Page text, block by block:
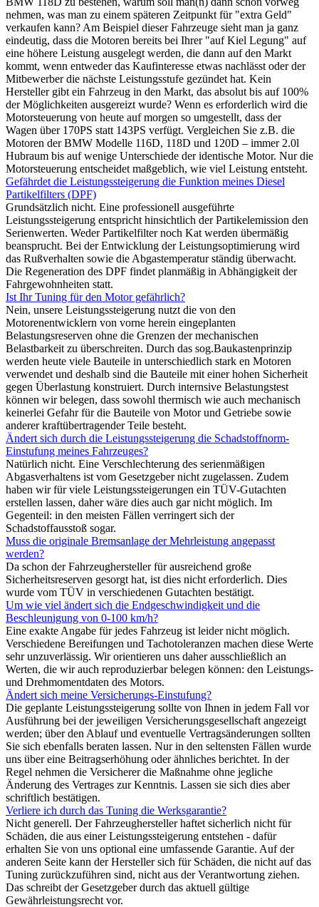
nehmen, was man zu einem späteren Zeitpunkt für "extra Geld"
verkaufen kann? Am Beispiel dieser Fahrzeuge sieht man ja ganz
eindeutig, dass die Motoren bereits bei Ihrer "auf Kiel Legung" auf
eine höhere Leistung ausgelegt werden, die dann auf den Markt
kommt, wenn entweder das Kaufinteresse etwas nachlässt oder der
Mitbewerber die nächste Leistungsstufe gezündet hat. Kein
Hersteller gibt ein Fahrzeug in den Markt, das absolut bis auf 100%
der Möglichkeiten ausgereizt wurde? Wenn es erforderlich wird die
Motorsteuerung von heute auf morgen so umgestellt, dass der
Wagen über 170PS statt 143PS verfügt. Vergleichen Sie z.B. die
Motoren der BMW Modelle 116D, 118D und 120D – immer 2.0l
Hubraum bis auf wenige Unterschiede der identische Motor. Nur die
Motorsteuerung entscheidet maßgeblich, wie viel Leistung entsteht.
Gefährdet die Leistungssteigerung die Funktion meines Diesel
Partikelfilters (DPF)
Grundsätzlich nicht. Eine professionell ausgeführte
Leistungssteigerung entspricht hinsichtlich der Partikelemission den
Serienwerten. Weder Partikelfilter noch Kat werden übermäßig
beansprucht. Bei der Entwicklung der Leistungsoptimierung wird
das Rußverhalten sowie die Abgastemperatur ständig überwacht.
Die Regeneration des DPF findet planmäßig in Abhängigkeit der
Fahrgewohnheiten statt.
Ist Ihr Tuning für den Motor gefährlich?
Nein, unsere Leistungssteigerung nutzt die von den
Motorenentwicklern von vorne herein eingeplanten
Belastungsreserven ohne die Grenzen der mechanischen
Belastbarkeit zu überschreiten. Durch das sog.Baukastenprinzip
werden heute viele Bauteile in unterschiedlich stark en Motoren
verwendet und deshalb sind die Bauteile mit einer hohen Sicherheit
gegen Überlastung konstruiert. Durch internsive Belastungstest
können wir belegen, dass sowohl thermisch wie auch mechanisch
keinerlei Gefahr für die Bauteile von Motor und Getriebe sowie
anderer kraftübertragender Teile besteht.
Ändert sich durch die Leistungssteigerung die Schadstoffnorm-
Einstufung meines Fahrzeuges?
Natürlich nicht. Eine Verschlechterung des serienmäßigen
Abgasverhaltens ist vom Gesetzgeber nicht zugelassen. Zudem
haben wir für viele Leistungssteigerungen ein TÜV-Gutachten
erstellen lassen, daher wäre dies auch gar nicht möglich. Im
Gegenteil: in den meisten Fällen verringert sich der
Schadstoffausstoß sogar.
Muss die originale Bremsanlage der Mehrleistung angepasst
werden?
Da schon der Fahrzeughersteller für ausreichend große
Sicherheitsreserven gesorgt hat, ist dies nicht erforderlich. Dies
wurde vom TÜV in verschiedenen Gutachten bestätigt.
Um wie viel ändert sich die Endgeschwindigkeit und die
Beschleunigung von 0-100 km/h?
Eine exakte Angabe für jedes Fahrzeug ist leider nicht möglich.
Verschiedene Bereifungen und Tachotoleranzen machen diese Werte
sehr unzuverlässig. Wir orientieren uns daher ausschließlich an
Werten, die wir auch reproduzierbar belegen können: den Leistungs-
und Drehmomentdaten des Motors.
Ändert sich meine Versicherungs-Einstufung?
Die geplante Leistungssteigerung sollte von Ihnen in jedem Fall vor
Ausführung bei der jeweiligen Versicherungsgesellschaft angezeigt
werden; über den Ablauf und eventuelle Vertragsänderungen sollten
Sie sich ebenfalls beraten lassen. Nur in den seltensten Fällen wurde
uns über eine Beitragserhöhung oder ähnliches berichtet. In der
Regel nehmen die Versicherer die Maßnahme ohne jegliche
Änderung des Vertrages zur Kenntnis. Lassen sie sich dies aber
schriftlich bestätigen.
Verliere ich durch das Tuning die Werksgarantie?
Nicht generell. Der Fahrzeughersteller haftet sicherlich nicht für
Schäden, die aus einer Leistungssteigerung entstehen - dafür
erhalten Sie von uns optional eine umfassende Garantie. Auf der
anderen Seite kann der Hersteller sich für Schäden, die nicht auf das
Tuning zurückzuführen sind, nicht aus der Verantwortung ziehen.
Das schreibt der Gesetzgeber durch das aktuell gültige
Gewährleistungsrecht vor.